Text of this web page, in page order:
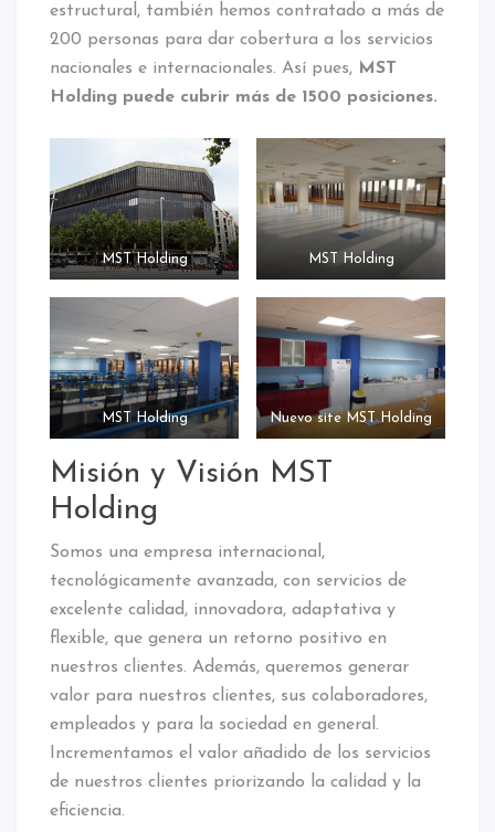
estructural, también hemos contratado a más de
200 personas para dar cobertura a los servicios
nacionales e internacionales. Así pues, MST
Holding puede cubrir más de 1500 posiciones.
MST Holding MST Holding
MST Holding Nuevo site MST Holding
Misión y Visión MST
Holding
Somos una empresa internacional,
tecnológicamente avanzada, con servicios de
excelente calidad, innovadora, adaptativa y
flexible, que genera un retorno positivo en
nuestros clientes. Además, queremos generar
valor para nuestros clientes, sus colaboradores,
empleados y para la sociedad en general.
Incrementamos el valor añadido de los servicios
de nuestros clientes priorizando la calidad y la
eficiencia.